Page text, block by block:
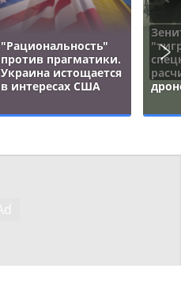
"Рациональность"
против прагматики.
Украина истощается
в интересах США